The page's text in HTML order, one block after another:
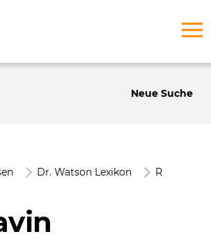
Neue Suche
Dr. Watson Lexikon R